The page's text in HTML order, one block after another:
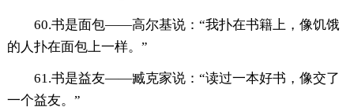
60.书是面包——高尔基说：“我扑在书籍上，像饥饿
的人扑在面包上一样。”
61.书是益友——臧克家说：“读过一本好书，像交了
一个益友。”